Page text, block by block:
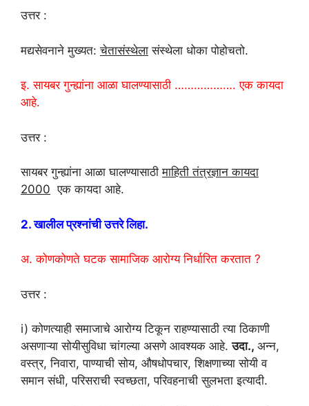
उत्तर :
मद्यसेवनाने मुख्यत:चेतासंस्थेला संस्थेला धोका पोहोचतो.
इ. सायबर गुन्ह्यांना आळा घालण्यासाठी ………………. एक कायदा
आहे.
उत्तर :
सायबर गुन्ह्यांना आळा घालण्यासाठीमाहिती तंत्रज्ञान कायदा
2000 एक कायदा आहे.
2. खालील प्रश्नांची उत्तरे लिहा.
अ. कोणकोणते घटक सामाजिक आरोग्य निर्धारित करतात ?
उत्तर :
i) कोणत्याही समाजाचे आरोग्य टिकून राहण्यासाठी त्या ठिकाणी
असणाऱ्या सोयीसुविधा चांगल्या असणे आवश्यक आहे.उदा., अन्न,
वस्त्र, निवारा, पाण्याची सोय, औषधोपचार, शिक्षणाच्या सोयी व
समान संधी, परिसराची स्वच्छता, परिवहनाची सुलभता इत्यादी.